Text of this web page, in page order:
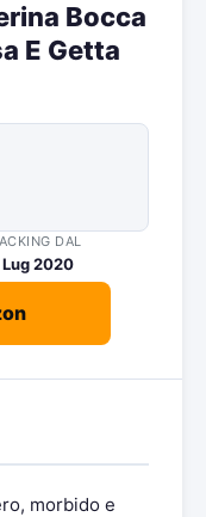
Bocca
E Getta
DAL
Lug 2020
morbido e